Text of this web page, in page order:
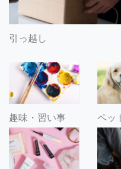
引っ越し
趣味・習い事 ペッ